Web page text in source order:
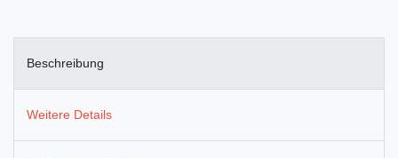
Beschreibung
Weitere Details